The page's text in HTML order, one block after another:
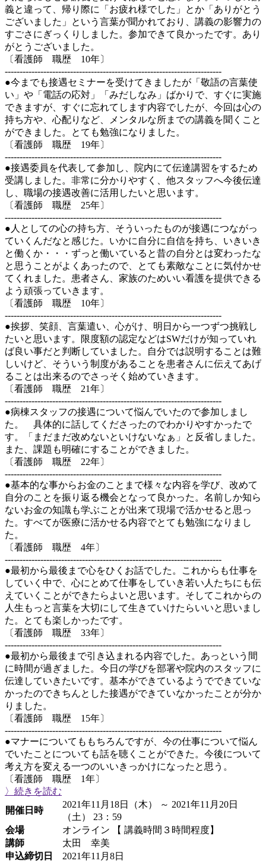
義と違って、帰り際に「お疲れ様でした」とか「ありがとう
ございました」という言葉が聞かれており、講義の影響力の
すごさにぎっくりしました。参加できて良かったです。あり
がとうございました。
〔看護師 職歴 10年〕
-------------------------------------------------------------------------
●今までも接遇セミナーを受けてきましたが「敬語の言葉使
い」や「電話の応対」「みだしなみ」ばかりで、すぐに実施
できますが、すぐに忘れてします内容でしたが、今回は心の
持ち方や、心配りなど、メンタルな所までの講義を聞くこと
ができました。とても勉強になりました。
〔看護師 職歴 19年〕
-------------------------------------------------------------------------
●接遇委員を代表して参加し、院内にて伝達講習をするため
受講しました。非常に分かりやすく、他スタッフへ今後伝達
し、職場の接遇改善に活用したいと思います。
〔看護師 職歴 25年〕
-------------------------------------------------------------------------
●人としての心の持ち方、そういったものが接遇につながっ
ていくんだなと感じた。いかに自分に自信を持ち、いきいき
と働くか・・・ずっと働いていると昔の自分とは変わったな
と思うことがよくあったので、とても素敵なことに気付かせ
てくれました。患者さん、家族のためいい看護を提供できる
よう頑張っていきます。
〔看護師 職歴 10年〕
-------------------------------------------------------------------------
●挨拶、笑顔、言葉遣い、心がけ、明日から一つずつ挑戦し
たいと思います。限度額の認定などはSWだけが知っていれ
ば良い事だと判断していました。自分では説明することは難
しいけど、そういう制度があることを患者さんに伝えてあげ
ることは出来るのでさっそく始めていきます。
〔看護師 職歴 21年〕
-------------------------------------------------------------------------
●病棟スタッフの接遇について悩んでいたので参加しまし
た。 具体的に話してくださったのでわかりやすかったで
す。「まだまだ改めないといけないなぁ」と反省しました。
また、課題も明確にすることができました。
〔看護師 職歴 22年〕
-------------------------------------------------------------------------
●基本的な事からお金のことまで様々な内容を学び、改めて
自分のことを振り返る機会となって良かった。名前しか知ら
ないお金の知識も学ぶことが出来て現場で活かせると思っ
た。すべてが医療に活かせる内容でとても勉強になりまし
た。
〔看護師 職歴 4年〕
-------------------------------------------------------------------------
●最初から最後まで心をひくお話でした。これからも仕事を
していく中で、心にとめて仕事をしていき若い人たちにも伝
えていくことができたらよいと思います。そしてこれからの
人生もっと言葉を大切にして生きていけたらいいと思いまし
た。とても楽しかったです。
〔看護師 職歴 33年〕
-------------------------------------------------------------------------
●最初から最後まで引き込まれる内容でした。あっという間
に時間が過ぎました。今日の学びを部署や院内のスタッフに
伝達していきたいです。基本ができているようでできていな
かったのできちんとした接遇ができていなかったことが分か
りました。
〔看護師 職歴 15年〕
-------------------------------------------------------------------------
●マナーについてももちろんですが、今の仕事について悩ん
でいたことについても話を聴くことができた。今後について
考え方を変える一つのいいきっかけになったと思う。
〔看護師 職歴 1年〕
〉続きを読む
開催日時
2021年11月18日（木） ～ 2021年11月20日
（土） 23：59
会場
オンライン 【 講義時間３時間程度】
講師
太田 幸美
申込締切日
2021年11月8日